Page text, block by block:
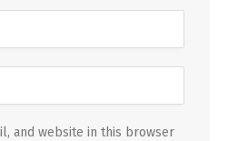
and website in this browser